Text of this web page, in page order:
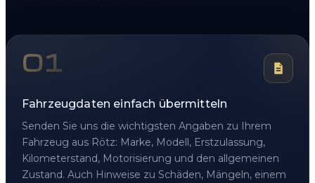
01
Fahrzeugdaten einfach übermitteln
Senden Sie uns die wichtigsten Angaben zu Ihrem
Fahrzeug aus Rötz: Marke, Modell, Erstzulassung,
Kilometerstand, Motorisierung und den allgemeinen
Zustand. Auch Hinweise zu Schäden, Mängeln, einem